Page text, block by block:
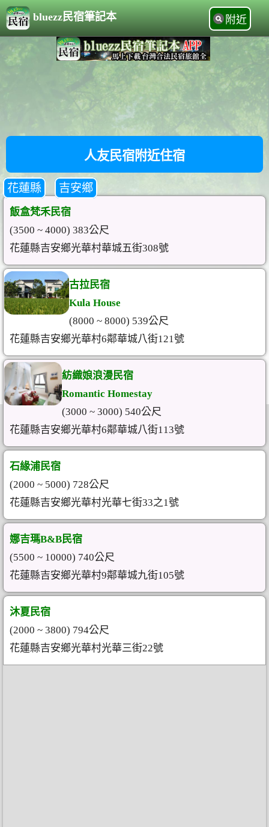
bluezz民宿筆記本 附近
人友民宿附近住宿
花蓮縣 吉安鄉
飯盒梵禾民宿
(3500 ~ 4000) 383公尺
花蓮縣吉安鄉光華村華城五街308號
古拉民宿
Kula House
(8000 ~ 8000) 539公尺
花蓮縣吉安鄉光華村6鄰華城八街121號
紡織娘浪漫民宿
Romantic Homestay
(3000 ~ 3000) 540公尺
花蓮縣吉安鄉光華村6鄰華城八街113號
石緣浦民宿
(2000 ~ 5000) 728公尺
花蓮縣吉安鄉光華村光華七街33之1號
娜吉瑪B&B民宿
(5500 ~ 10000) 740公尺
花蓮縣吉安鄉光華村9鄰華城九街105號
沐夏民宿
(2000 ~ 3800) 794公尺
花蓮縣吉安鄉光華村光華三街22號